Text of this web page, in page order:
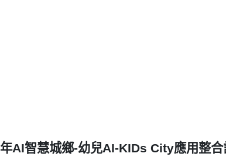
年AI智慧城鄉-幼兒AI-KIDs City應用整